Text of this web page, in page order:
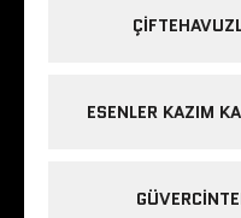
ESENLER KAZIM